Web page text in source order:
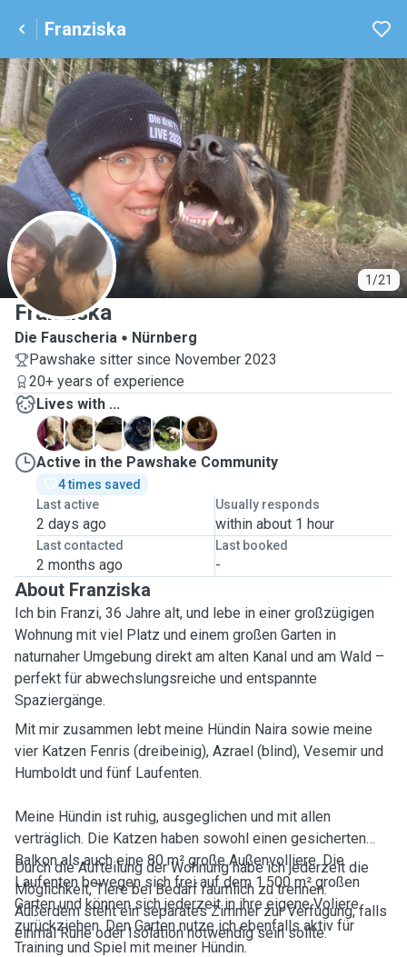
Franziska
1/21
F
Franziska
Die Fauscheria
Nürnberg
Pawshake sitter since November 2023
20+ years of experience
Lives with ...
A
F H N S
V
Active in the Pawshake Community
4 times saved
Last active
2 days ago
Usually responds
within about 1 hour
Last contacted
2 months ago
Last booked
-
About Franziska
Ich bin Franzi, 36 Jahre alt, und lebe in einer großzügigen
Wohnung mit viel Platz und einem großen Garten in
naturnaher Umgebung direkt am alten Kanal und am Wald –
perfekt für abwechslungsreiche und entspannte
Spaziergänge.
Mit mir zusammen lebt meine Hündin Naira sowie meine
vier Katzen Fenris (dreibeinig), Azrael (blind), Vesemir und
Humboldt und fünf Laufenten.
Meine Hündin ist ruhig, ausgeglichen und mit allen
verträglich. Die Katzen haben sowohl einen gesicherten
Balkon als auch eine 80 m² große Außenvolliere. Die
Laufenten bewegen sich frei auf dem 1.500 m² großen
Garten und können sich jederzeit in ihre eigene Voliere
zurückziehen. Den Garten nutze ich ebenfalls aktiv für
Training und Spiel mit meiner Hündin.
Durch die Aufteilung der Wohnung habe ich jederzeit die
Möglichkeit, Tiere bei Bedarf räumlich zu trennen.
Außerdem steht ein separates Zimmer zur Verfügung, falls
einmal Ruhe oder Isolation notwendig sein sollte.